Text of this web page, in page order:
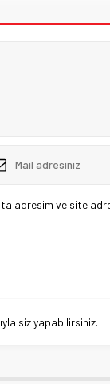
adresim ve site
siz yapabilirsiniz.